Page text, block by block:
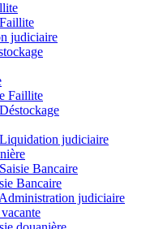
judiciaire
Faillite
judiciaire
Bancaire
Bancaire
judiciaire